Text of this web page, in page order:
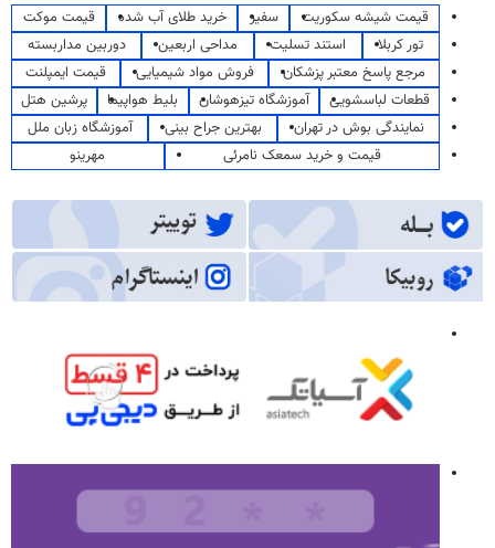
قیمت شیشه سکوریت سفیر خرید طلای آب شده
قیمت موکت
تور کربلا
استند تسلیت مداحی اربعین
دوربین مداربسته
مرجع پاسخ معتبر پزشکان
فروش مواد شیمیایی
قیمت ایمپلنت
قطعات لباسشویی
آموزشگاه تیزهوشان بلیط هواپیما
پرشین هتل
نمایندگی بوش در تهران
بهترین جراح بینی
آموزشگاه زبان ملل
قیمت و خرید سمعک نامرئی
مهرینو